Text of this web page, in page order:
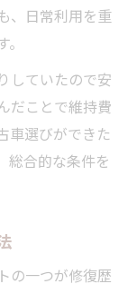
、日常利用を重
していたので安
だことで維持費
車選びができた
総合的な条件を
の一つが修復歴